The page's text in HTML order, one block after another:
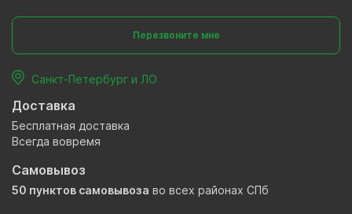
Перезвоните мне
Санкт-Петербург и ЛО
Доставка
Бесплатная доставка
Всегда вовремя
Самовывоз
50 пунктов самовывоза во всех районах СПб